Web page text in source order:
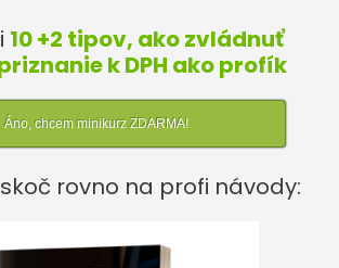
10 +2 tipov, ako zvládnuť
k DPH ako profík
Áno, chcem minikurz ZDARMA!
rovno na profi návody: